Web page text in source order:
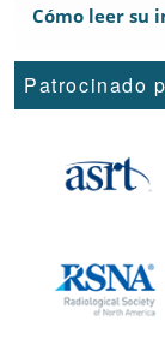
Cómo leer su
Patrocinado